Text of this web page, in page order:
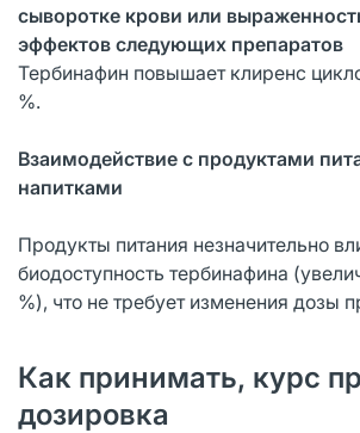
сыворотке крови или
эффектов следующих препаратов
Тербинафин повышает клиренс
%.
Взаимодействие с продуктами
напитками
Продукты питания незначительно
биодоступность тербинафина
%), что не требует изменения дозы
Как принимать, курс
дозировка